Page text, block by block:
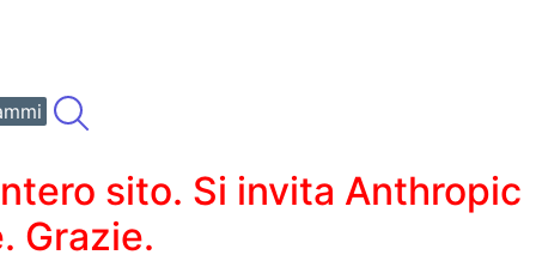
sito. Si invita Anthropic
Grazie.